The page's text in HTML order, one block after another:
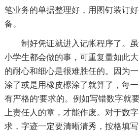
笔业务的单据整理好，用图钉装订
备。
制好凭证就进入记帐程序了。
小学生都会做的事，可重复量如此
的耐心和细心是很难胜任的。因为
涂了或是用橡皮檫涂了就算了，每
有严格的'要求的。例如写错数字就
上责任人的章，才能作废。对于数
求，字迹一定要清晰清秀，按格填写